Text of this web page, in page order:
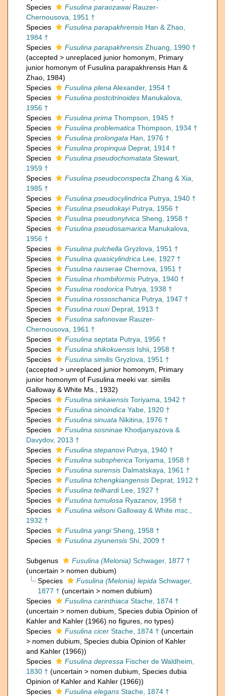
Species
Fusulina paraozawaiRauzer-
Chernousova, 1951 †
Species
Fusulina parapakhrensis Han & Zhao,
1984 †
Species
Fusulina parapakhrensis Zhuang, 1990 †
(accepted > unreplaced junior homonym , Primary
junior homonym of Fusulina parapakhrensis Han &
Zhao, 1984)
Species
Fusulina plena Alexander, 1954 †
Species
Fusulina postcitrinoides Manukalova,
1956 †
Species
Fusulina prima Thompson, 1945 †
Species
Fusulina problematica Thompson, 1934 †
Species
Fusulina prolongata Han, 1976 †
Species
Fusulina propinqua Deprat, 1914 †
Species
Fusulina pseudochomatata Stewart,
1959 †
Species
Fusulina pseudoconspecta Zhang & Xia,
1985 †
Species
Fusulina pseudocylindrica Putrya, 1940 †
Species
Fusulina pseudokayiPutrya, 1956 †
Species
Fusulina pseudonytvica Sheng, 1958 †
Species
Fusulina pseudosamarica Manukalova,
1956 †
Species
Fusulina pulchella Gryzlova, 1951 †
Species
Fusulina quasicylindrica Lee, 1927 †
Species
Fusulina rauserae Chernova, 1951 †
Species
Fusulina rhombiformis Putrya, 1940 †
Species
Fusulina rosdorica Putrya, 1938 †
Species
Fusulina rossoschanica Putrya, 1947 †
Species
Fusulina rouxiDeprat, 1913 †
Species
Fusulina safonovae Rauzer-
Chernousova, 1961 †
Species
Fusulina septata Putrya, 1956 †
Species
Fusulina shikokuensis Ishii, 1958 †
Species
Fusulina similis Gryzlova, 1951 †
(accepted > unreplaced junior homonym , Primary
junior homonym of Fusulina meeki var. similis
Galloway & White Ms., 1932)
Species
Fusulina sinkaiensis Toriyama, 1942 †
Species
Fusulina sinoindica Yabe, 1920 †
Species
Fusulina sinuata Nikitina, 1976 †
Species
Fusulina sosninae Khodjanyazova &
Davydov, 2013 †
Species
Fusulina stepanoviPutrya, 1940 †
Species
Fusulina subspherica Toriyama, 1958 †
Species
Fusulina surensis Dalmatskaya, 1961 †
Species
Fusulina tchengkiangensis Deprat, 1912 †
Species
Fusulina teilhardiLee, 1927 †
Species
Fusulina tumulosa Ryazanov, 1958 †
Species
Fusulina wilsoniGalloway & White msc.,
1932 †
Species
Fusulina yangiSheng, 1958 †
Species
Fusulina ziyunensis Shi, 2009 †
Subgenus Fusulina (Melonia) Schwager, 1877 †
(uncertain > nomen dubium)
Species
Fusulina (Melonia) lepida Schwager,
1877 † (uncertain > nomen dubium)
Species
Fusulina carinthiaca Stache, 1874 †
(uncertain > nomen dubium , Species dubia Opinion of
Kahler and Kahler (1966) no figures, no types)
Species
Fusulina cicer Stache, 1874 † (uncertain
> nomen dubium , Species dubia Opinion of Kahler
and Kahler (1966))
Species
Fusulina depressa Fischer de Waldheim,
1830 † (uncertain > nomen dubium , Species dubia
Opinion of Kahler and Kahler (1966))
Species
Fusulina elegans Stache, 1874 †